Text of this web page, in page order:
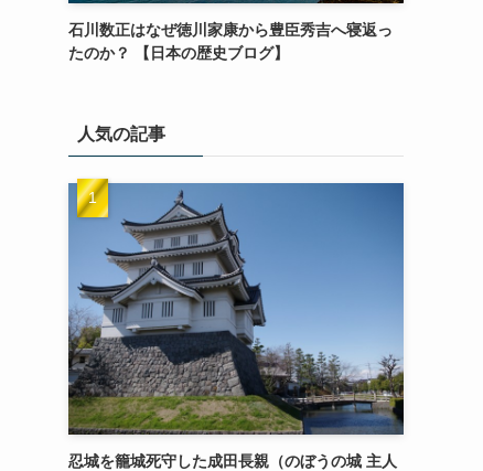
石川数正はなぜ徳川家康から豊臣秀吉へ寝返っ
たのか？ 【日本の歴史ブログ】
人気の記事
忍城を籠城死守した成田長親（のぼうの城 主人